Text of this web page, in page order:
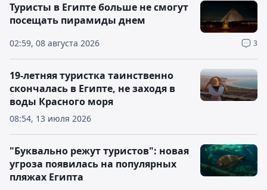
02:59, 08 августа 2026 3
Туристы в Египте больше не смогут
посещать пирамиды днем
08:54, 13 июля 2026
19-летняя туристка таинственно
скончалась в Египте, не заходя в
воды Красного моря
"Буквально режут туристов": новая
угроза появилась на популярных
пляжах Египта